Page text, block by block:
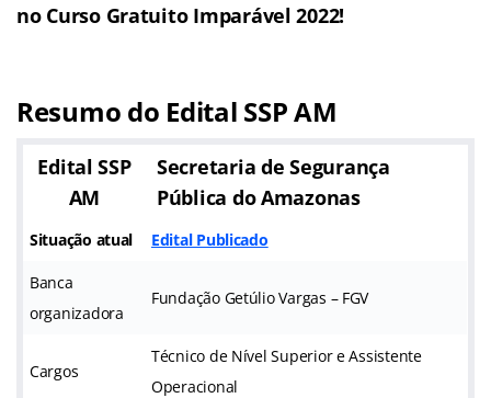
no Curso Gratuito Imparável 2022!
Resumo do Edital SSP AM
Edital SSP
AM
Secretaria de Segurança
Pública do Amazonas
Situação atual Edital Publicado
Banca
organizadora
Fundação Getúlio Vargas – FGV
Cargos
Técnico de Nível Superior e Assistente
Operacional